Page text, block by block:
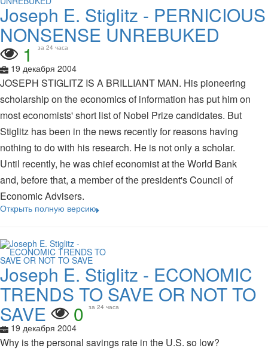
Joseph E. Stiglitz - PERNICIOUS
NONSENSE UNREBUKED
1 за 24 часа
19 декабря 2004
JOSEPH STIGLITZ IS A BRILLIANT MAN. His pioneering
scholarship on the economics of information has put him on
most economists' short list of Nobel Prize candidates. But
Stiglitz has been in the news recently for reasons having
nothing to do with his research. He is not only a scholar.
Until recently, he was chief economist at the World Bank
and, before that, a member of the president's Council of
Economic Advisers.
Открыть полную версию
Joseph E. Stiglitz - ECONOMIC
TRENDS TO SAVE OR NOT TO
SAVE 0 за 24 часа
19 декабря 2004
Why is the personal savings rate in the U.S. so low?